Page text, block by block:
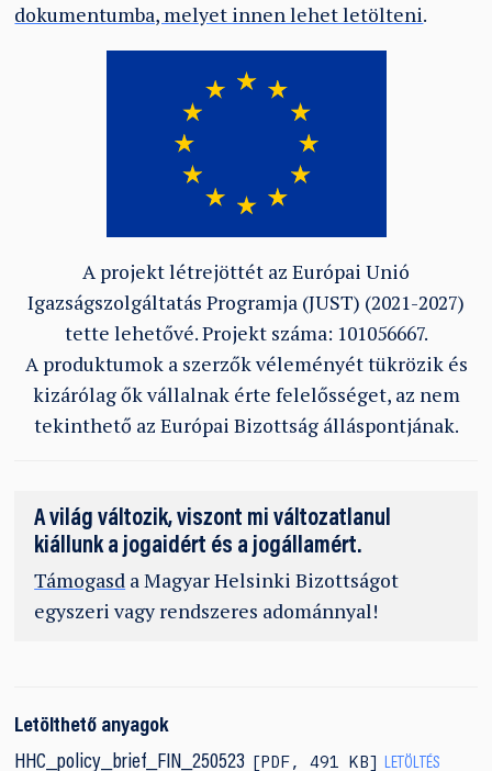
dokumentumba, melyet innen lehet letölteni.
A projekt létrejöttét az Európai Unió
Igazságszolgáltatás Programja (JUST) (2021-2027)
tette lehetővé. Projekt száma: 101056667.
A produktumok a szerzők véleményét tükrözik és
kizárólag ők vállalnak érte felelősséget, az nem
tekinthető az Európai Bizottság álláspontjának.
A világ változik, viszont mi változatlanul
kiállunk a jogaidért és a jogállamért.
Támogasd a Magyar Helsinki Bizottságot
egyszeri vagy rendszeres adománnyal!
Letölthető anyagok
HHC_policy_brief_FIN_250523
PDF,491 KB LETÖLTÉS